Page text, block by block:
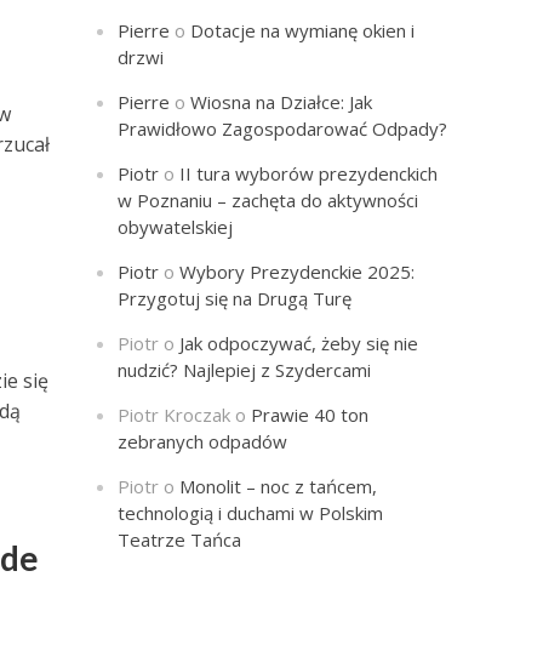
się
Pierre o Dotacje na wymianę okien i
drzwi
Pierre oWiosna na Działce: Jak
Prawidłowo Zagospodarować Odpady?
Piotr o II tura wyborów prezydenckich
w Poznaniu – zachęta do aktywności
obywatelskiej
Piotr oWybory Prezydenckie 2025:
Przygotuj się na Drugą Turę
Piotr o Jak odpoczywać, żeby się nie
nudzić? Najlepiej z Szydercami
Piotr Kroczak o Prawie 40 ton
zebranych odpadów
Piotr o Monolit – noc z tańcem,
technologią i duchami w Polskim
Teatrze Tańca